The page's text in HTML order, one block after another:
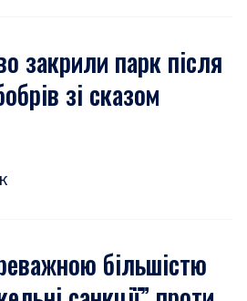
закрили парк після
зі сказом
більшістю